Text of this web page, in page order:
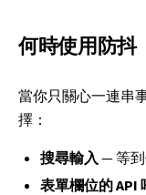
何時使用防抖
當你只關心一連串
擇：
搜尋輸入— 等到
表單欄位的 API